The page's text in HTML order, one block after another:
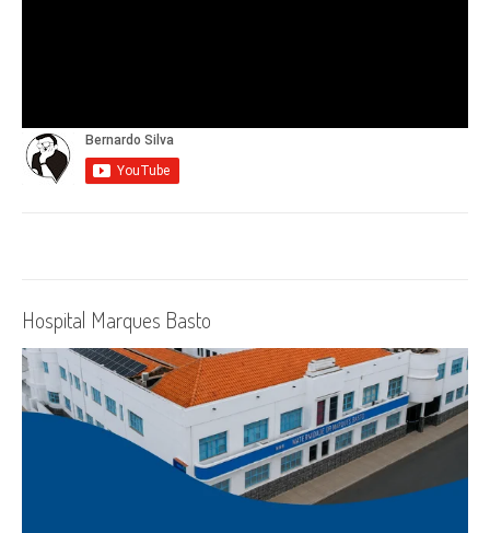
Hospital Marques Basto